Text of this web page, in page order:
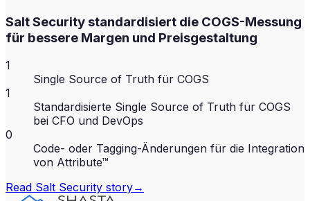
Salt Security standardisiert die COGS-Messung
für bessere Margen und Preisgestaltung
1
Single Source of Truth für COGS
1
Standardisierte Single Source of Truth für COGS
bei CFO und DevOps
0
Code- oder Tagging-Änderungen für die Integration
von Attribute™
Read Salt Security story→